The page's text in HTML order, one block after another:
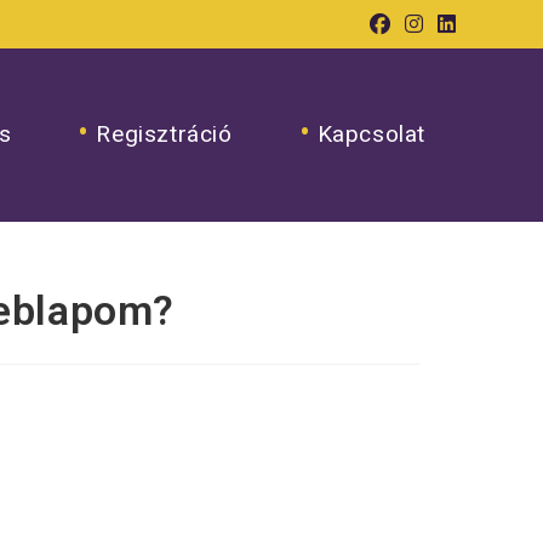
Regisztráció Kapcsolat